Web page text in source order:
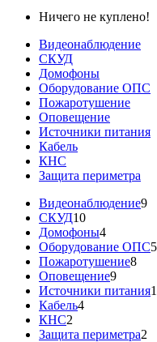
Ничего не куплено!
Видеонаблюдение
СКУД
Домофоны
Оборудование ОПС
Пожаротушение
Оповещение
Источники питания
Кабель
КНС
Защита периметра
Видеонаблюдение9
СКУД10
Домофоны4
Оборудование ОПС5
Пожаротушение8
Оповещение9
Источники питания
Кабель4
КНС2
Защита периметра2